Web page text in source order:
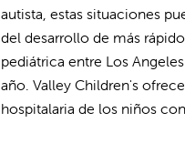
autista, estas situaciones
del desarrollo de más
pediátrica entre Los
año. Valley Children's
hospitalaria de los niños